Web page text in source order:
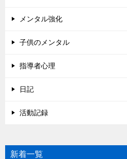
メンタル強化
子供のメンタル
指導者心理
日記
活動記録
新着一覧